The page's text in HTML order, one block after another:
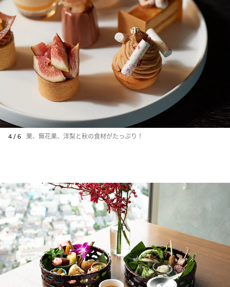
4 / 6 栗、無花果、洋梨と秋の食材がたっぷり！